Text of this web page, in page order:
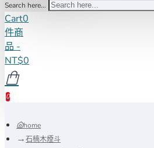
Search here...
Cart0
件商
品 -
NT$0
0
home
石楠木煙斗